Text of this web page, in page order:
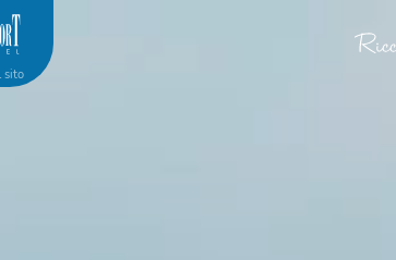
sito